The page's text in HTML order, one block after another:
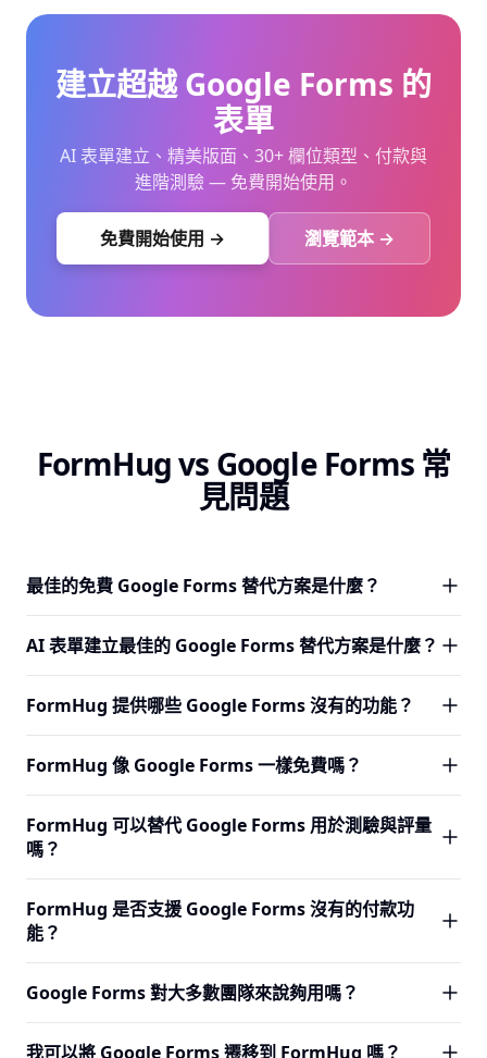
建立超越 Google Forms 的
表單
AI 表單建立、精美版面、30+ 欄位類型、付款與
進階測驗 — 免費開始使用。
免費開始使用 → 瀏覽範本 →
FormHug vs Google Forms 常
見問題
最佳的免費 Google Forms 替代方案是什麼？
Google Forms 替代方案。免費方案包含每月 3,000 筆提
交、AI 表單建立、精美的經典與卡片版面、附證書的進階測
驗計分，以及對外查詢 — 這些都是 Google Forms 在任何方
案中都未提供的功能。
AI 表單建立最佳的 Google Forms 替代方案是什麼？
你可以從日常語言描述生成完整表單，然後精調欄位、邏輯
與文案。Google Forms 需要逐欄位手動設定，在任何方案
中都沒有 AI 輔助。
FormHug 提供哪些 Google Forms 沒有的功能？
話式體驗的卡片版面、30+ 欄位類型對比 Google Forms 的
約 10 種、內建付款收取、日曆式預約、供受訪者自助查詢
的對外查詢、測驗的證書與雷達圖報告、對 AI Agent 的
MCP 支援，以及不帶 Google 視覺識別的完整自訂品牌。
FormHug 像 Google Forms 一樣免費嗎？
限表單、不限協作人數與完整 AI 表單建立器。Google
Forms 無限制且免費，但提供的功能遠少於 FormHug。
FormHug 免費版是為真實使用而設計的，不只是基本收集。
FormHug 可以替代 Google Forms 用於測驗與評量
嗎？
驗計分。FormHug 還提供每題積分值、答案解析、結果證
書、AI 生成的分數範圍回饋、人格風格流程，以及評量的雷
達圖輸出。如果計分品質和結果呈現很重要，FormHug 是更
強的選擇。
FormHug 是否支援 Google Forms 沒有的付款功
能？
名費、訂金與商品銷售。Google Forms 完全沒有付款功能
— 使用 Google Forms 的團隊通常需要透過另一個工具來收
Google Forms 對大多數團隊來說夠用嗎？
我可以將 Google Forms 遷移到 FormHug 嗎？